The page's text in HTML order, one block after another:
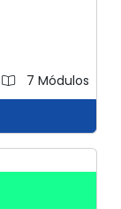
7 Módulos